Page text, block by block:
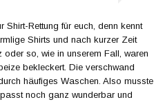
Shirt-Rettung für euch, denn kennt
Shirts und nach kurzer Zeit
so, wie in unserem Fall, waren
bekleckert. Die verschwand
häufiges Waschen. Also musste
noch ganz wunderbar und